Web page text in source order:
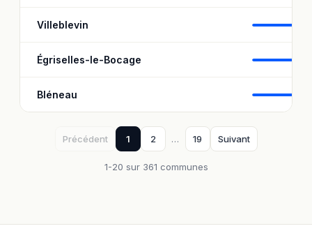
Villeblevin
Égriselles-le-Bocage
Bléneau
Précédent 1 2 … 19 Suivant
1-20 sur 361 communes